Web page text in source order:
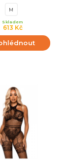
M
613 Kč
Skladem